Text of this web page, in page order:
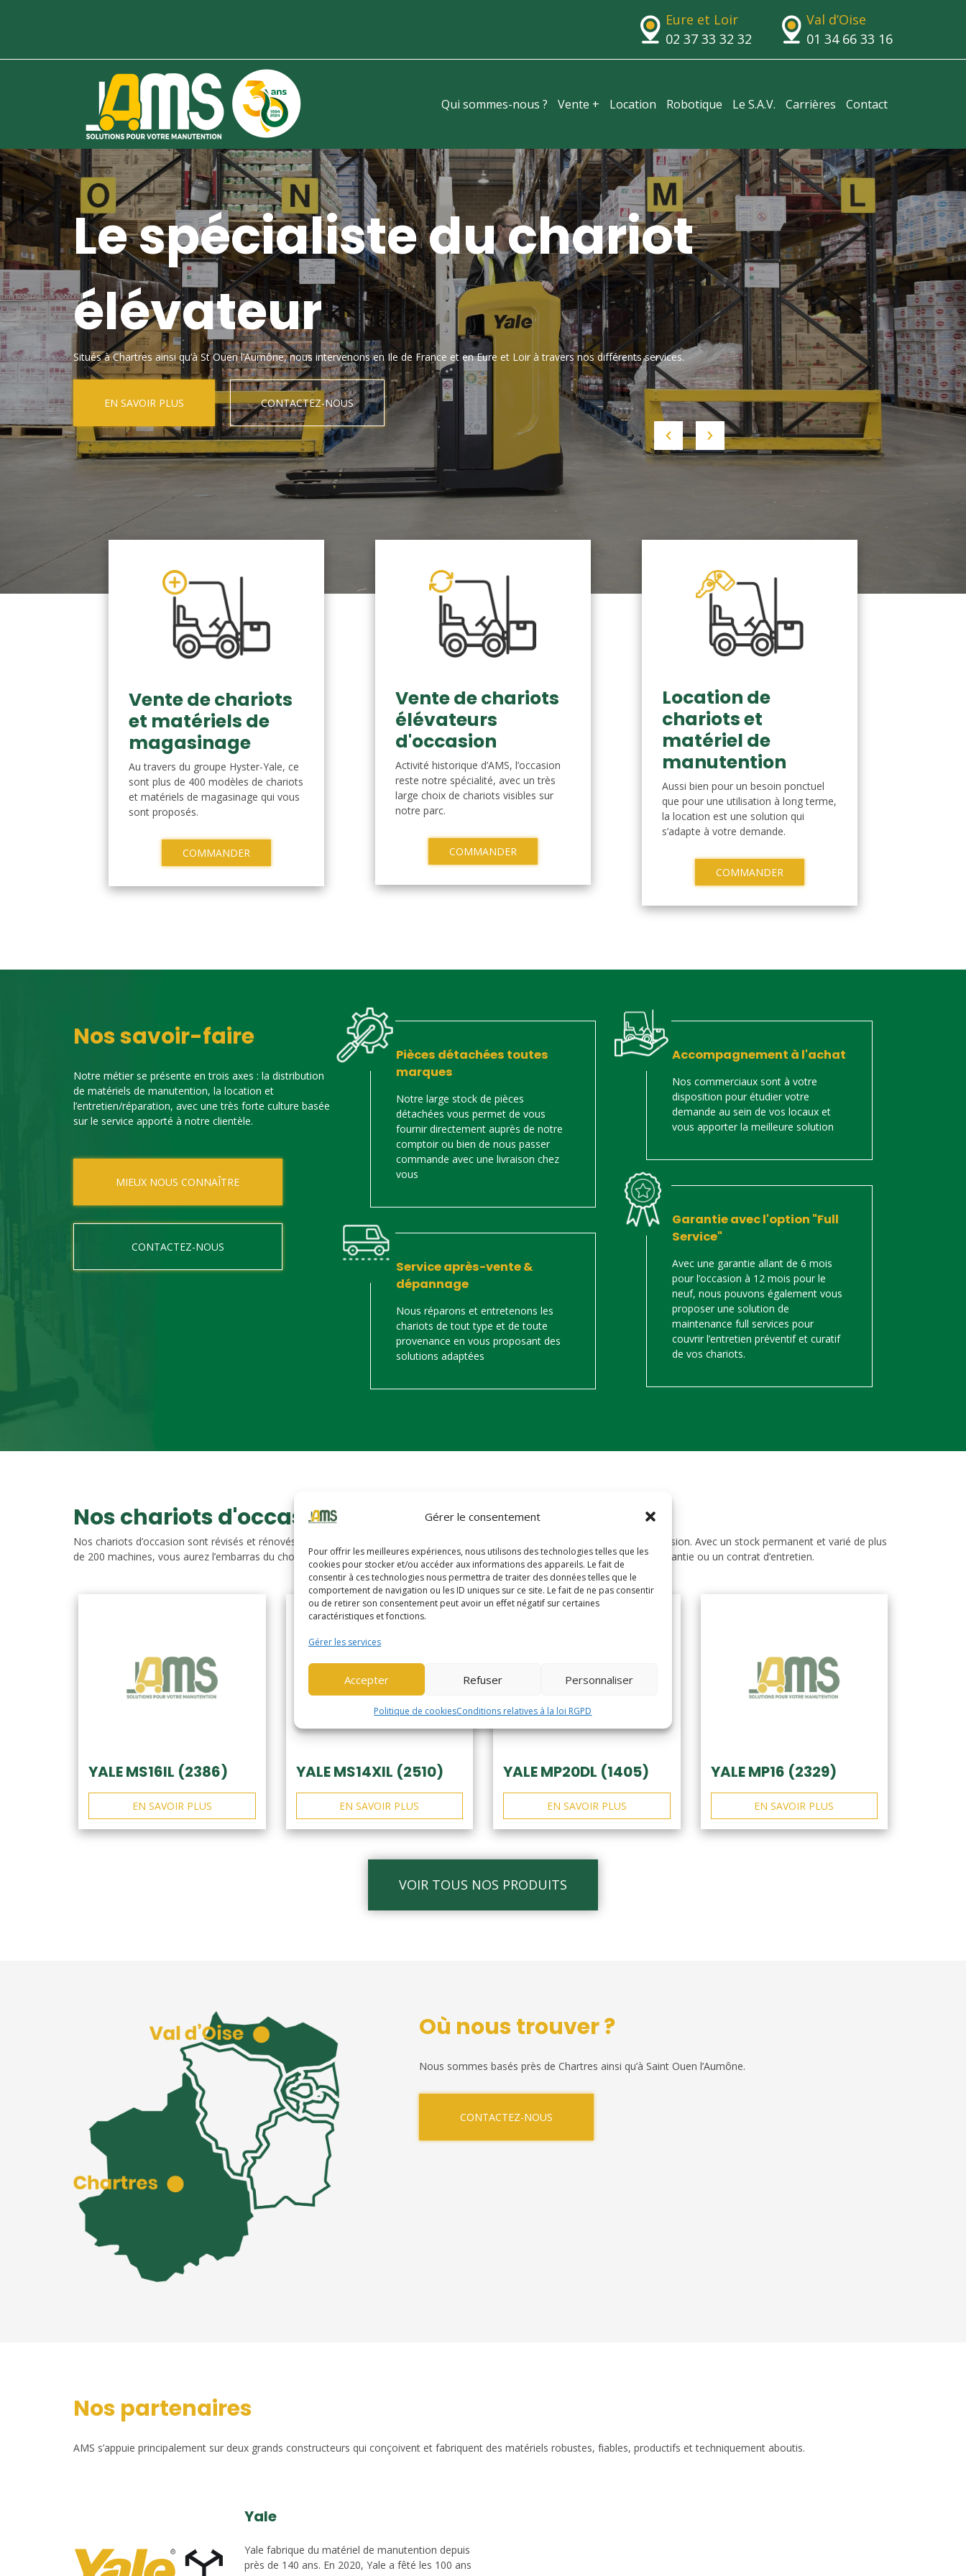
Gérer le consentement
Pour offrir les meilleures expériences, nous utilisons des technologies telles que les
cookies pour stocker et/ou accéder aux informations des appareils. Le fait de
consentir à ces technologies nous permettra de traiter des données telles que le
comportement de navigation ou les ID uniques sur ce site. Le fait de ne pas consentir
ou de retirer son consentement peut avoir un effet négatif sur certaines
caractéristiques et fonctions.
Gérer les services
Accepter Refuser Personnaliser
Politique de cookiesConditions relatives à la loi RGPD
Eure et Loir
02 37 33 32 32
Val d’Oise
01 34 66 33 16
Qui sommes-nous ? Vente + Location Robotique Le S.A.V. Carrières Contact
Le spécialiste du chariot
élévateur
Situés à Chartres ainsi qu’à St Ouen l’Aumône, nous intervenons en Ile de France et en Eure et Loir à travers nos différents services.
EN SAVOIR PLUS CONTACTEZ-NOUS
Vente de chariots
et matériels de
magasinage
Au travers du groupe Hyster-Yale, ce
sont plus de 400 modèles de chariots
et matériels de magasinage qui vous
sont proposés.
COMMANDER
Vente de chariots
élévateurs
d'occasion
Activité historique d’AMS, l’occasion
reste notre spécialité, avec un très
large choix de chariots visibles sur
notre parc.
COMMANDER
Location de
chariots et
matériel de
manutention
Aussi bien pour un besoin ponctuel
que pour une utilisation à long terme,
la location est une solution qui
s’adapte à votre demande.
COMMANDER
Nos savoir-faire
Notre métier se présente en trois axes : la distribution
de matériels de manutention, la location et
l’entretien/réparation, avec une très forte culture basée
sur le service apporté à notre clientèle.
MIEUX NOUS CONNAÎTRE
CONTACTEZ-NOUS
Pièces détachées toutes
marques
Notre large stock de pièces
détachées vous permet de vous
fournir directement auprès de notre
comptoir ou bien de nous passer
commande avec une livraison chez
vous
Service après-vente &
dépannage
Nous réparons et entretenons les
chariots de tout type et de toute
provenance en vous proposant des
solutions adaptées
Accompagnement à l'achat
Nos commerciaux sont à votre
disposition pour étudier votre
demande au sein de vos locaux et
vous apporter la meilleure solution
Garantie avec l'option "Full
Service"
Avec une garantie allant de 6 mois
pour l’occasion à 12 mois pour le
neuf, nous pouvons également vous
proposer une solution de
maintenance full services pour
couvrir l’entretien préventif et curatif
de vos chariots.
Nos chariots d'occasion
Nos chariots d’occasion sont révisés et rénovés. Vous trouverez ci-dessous notre catalogue de matériels de manutention d’occasion. Avec un stock permanent et varié de plus
de 200 machines, vous aurez l’embarras du choix. Nos chariots sont révisés, reconditionnés, repeints, prêts à partir avec une garantie ou un contrat d’entretien.
YALE MS16IL (2386)
EN SAVOIR PLUS
YALE MS14XIL (2510)
EN SAVOIR PLUS
YALE MP20DL (1405)
EN SAVOIR PLUS
YALE MP16 (2329)
EN SAVOIR PLUS
VOIR TOUS NOS PRODUITS
Où nous trouver ?
Nous sommes basés près de Chartres ainsi qu’à Saint Ouen l’Aumône.
CONTACTEZ-NOUS
Nos partenaires
AMS s’appuie principalement sur deux grands constructeurs qui conçoivent et fabriquent des matériels robustes, fiables, productifs et techniquement aboutis.
Yale
Yale fabrique du matériel de manutention depuis
près de 140 ans. En 2020, Yale a fêté les 100 ans